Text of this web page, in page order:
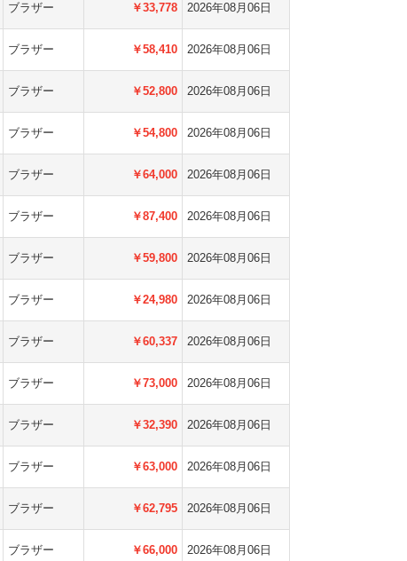
ブラザー ￥33,778 2026年08月06日
ブラザー ￥58,410 2026年08月06日
ブラザー ￥52,800 2026年08月06日
ブラザー ￥54,800 2026年08月06日
ブラザー ￥64,000 2026年08月06日
ブラザー ￥87,400 2026年08月06日
ブラザー ￥59,800 2026年08月06日
ブラザー ￥24,980 2026年08月06日
ブラザー ￥60,337 2026年08月06日
ブラザー ￥73,000 2026年08月06日
ブラザー ￥32,390 2026年08月06日
ブラザー ￥63,000 2026年08月06日
ブラザー ￥62,795 2026年08月06日
ブラザー ￥66,000 2026年08月06日